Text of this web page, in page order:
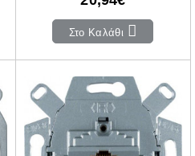
Στο Καλάθι